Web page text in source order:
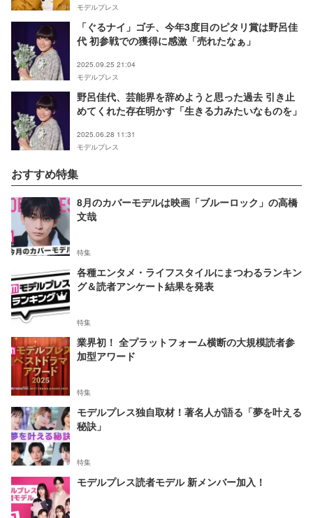
モデルプレス
「ぐるナイ」ゴチ、今年3度目のピタリ賞は野呂佳
代 初参戦での獲得に感激「売れたなぁ」
2025.09.25 21:04
モデルプレス
野呂佳代、芸能界を辞めようと思った過去 引き止
めてくれた存在明かす「生きる力みたいなものを」
2025.06.28 11:31
モデルプレス
おすすめ特集
8月のカバーモデルは映画「ブルーロック」の高橋
文哉
特集
各種エンタメ・ライフスタイルにまつわるランキン
グ＆読者アンケート結果を発表
特集
業界初！ 全プラットフォーム横断の大規模読者参
加型アワード
特集
モデルプレス独自取材！著名人が語る「夢を叶える
秘訣」
特集
モデルプレス読者モデル 新メンバー加入！